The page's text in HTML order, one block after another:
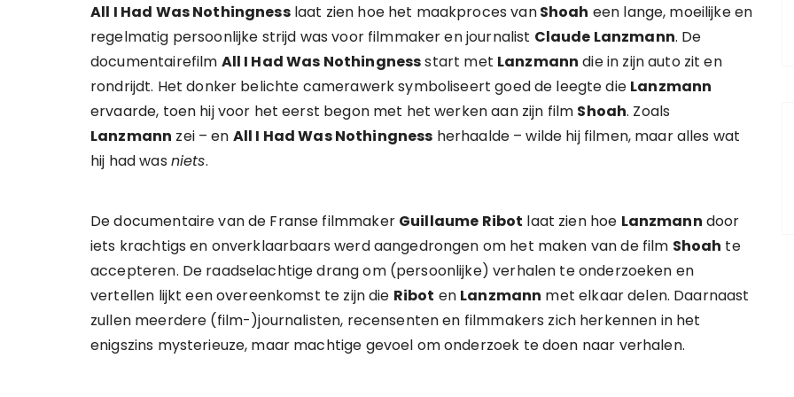
All I Had Was Nothingnesslaat zien hoe het maakproces vanShoah een lange, moeilijke en
regelmatig persoonlijke strijd was voor filmmaker en journalist Claude Lanzmann. De
documentairefilm All I Had Was Nothingnessstart met Lanzmann die in zijn auto zit en
rondrijdt. Het donker belichte camerawerk symboliseert goed de leegte die Lanzmann
ervaarde, toen hij voor het eerst begon met het werken aan zijn film Shoah. Zoals
Lanzmann zei – en All I Had Was Nothingness herhaalde – wilde hij filmen, maar alles wat
hij had was niets.
De documentaire van de Franse filmmaker Guillaume Ribot laat zien hoe Lanzmann door
iets krachtigs en onverklaarbaars werd aangedrongen om het maken van de film Shoah te
accepteren. De raadselachtige drang om (persoonlijke) verhalen te onderzoeken en
vertellen lijkt een overeenkomst te zijn die Ribot en Lanzmann met elkaar delen. Daarnaast
zullen meerdere (film-)journalisten, recensenten en filmmakers zich herkennen in het
enigszins mysterieuze, maar machtige gevoel om onderzoek te doen naar verhalen.